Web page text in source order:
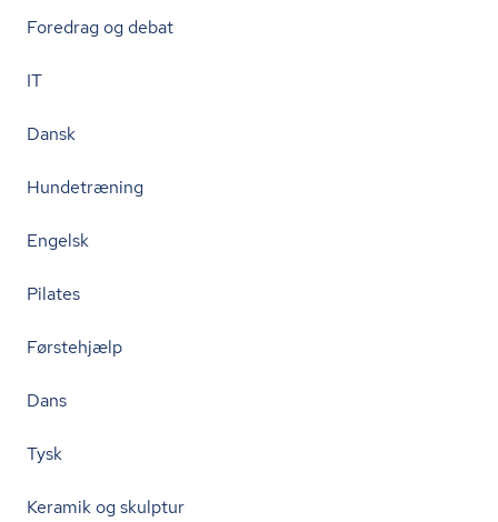
Foredrag og debat
IT
Dansk
Hundetræning
Engelsk
Pilates
Førstehjælp
Dans
Tysk
Keramik og skulptur